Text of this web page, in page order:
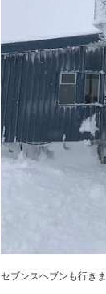
セブンスヘブンも行き